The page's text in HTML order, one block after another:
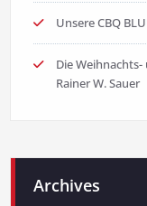
Unsere CBQ
Die
Rainer W. Sauer
Archives